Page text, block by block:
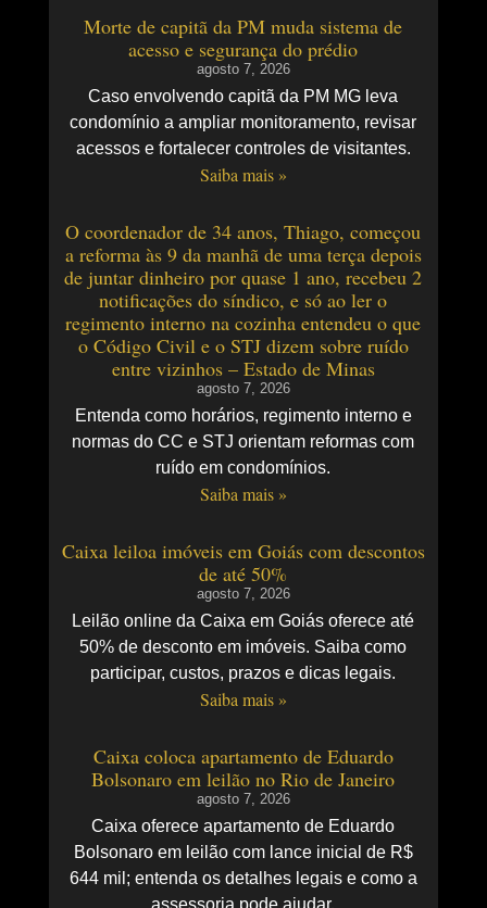
Morte de capitã da PM muda sistema de
acesso e segurança do prédio
agosto 7, 2026
Caso envolvendo capitã da PM MG leva
condomínio a ampliar monitoramento, revisar
acessos e fortalecer controles de visitantes.
Saiba mais »
O coordenador de 34 anos, Thiago, começou
a reforma às 9 da manhã de uma terça depois
de juntar dinheiro por quase 1 ano, recebeu 2
notificações do síndico, e só ao ler o
regimento interno na cozinha entendeu o que
o Código Civil e o STJ dizem sobre ruído
entre vizinhos – Estado de Minas
agosto 7, 2026
Entenda como horários, regimento interno e
normas do CC e STJ orientam reformas com
ruído em condomínios.
Saiba mais »
Caixa leiloa imóveis em Goiás com descontos
de até 50%
agosto 7, 2026
Leilão online da Caixa em Goiás oferece até
50% de desconto em imóveis. Saiba como
participar, custos, prazos e dicas legais.
Saiba mais »
Caixa coloca apartamento de Eduardo
Bolsonaro em leilão no Rio de Janeiro
agosto 7, 2026
Caixa oferece apartamento de Eduardo
Bolsonaro em leilão com lance inicial de R$
644 mil; entenda os detalhes legais e como a
assessoria pode ajudar.